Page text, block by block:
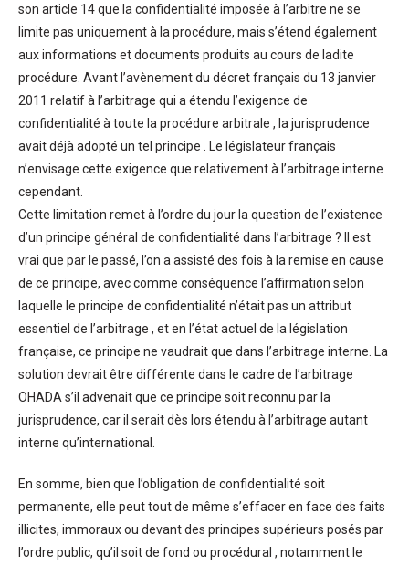
son article 14 que la confidentialité imposée à l’arbitre ne se
limite pas uniquement à la procédure, mais s’étend également
aux informations et documents produits au cours de ladite
procédure. Avant l’avènement du décret français du 13 janvier
2011 relatif à l’arbitrage qui a étendu l’exigence de
confidentialité à toute la procédure arbitrale , la jurisprudence
avait déjà adopté un tel principe . Le législateur français
n’envisage cette exigence que relativement à l’arbitrage interne
cependant.
Cette limitation remet à l’ordre du jour la question de l’existence
d’un principe général de confidentialité dans l’arbitrage ? Il est
vrai que par le passé, l’on a assisté des fois à la remise en cause
de ce principe, avec comme conséquence l’affirmation selon
laquelle le principe de confidentialité n’était pas un attribut
essentiel de l’arbitrage , et en l’état actuel de la législation
française, ce principe ne vaudrait que dans l’arbitrage interne. La
solution devrait être différente dans le cadre de l’arbitrage
OHADA s’il advenait que ce principe soit reconnu par la
jurisprudence, car il serait dès lors étendu à l’arbitrage autant
interne qu’international.
En somme, bien que l’obligation de confidentialité soit
permanente, elle peut tout de même s’effacer en face des faits
illicites, immoraux ou devant des principes supérieurs posés par
l’ordre public, qu’il soit de fond ou procédural , notamment le